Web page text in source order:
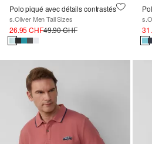
Polo piqué avec détails contrastés
s.Oliver Men Tall Sizes
26.95 CHF49.90 CHF